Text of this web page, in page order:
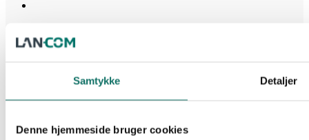
Samtykke Detaljer
Denne hjemmeside bruger cookies
Log ind for at se pris
5706683021336
Reference:231398